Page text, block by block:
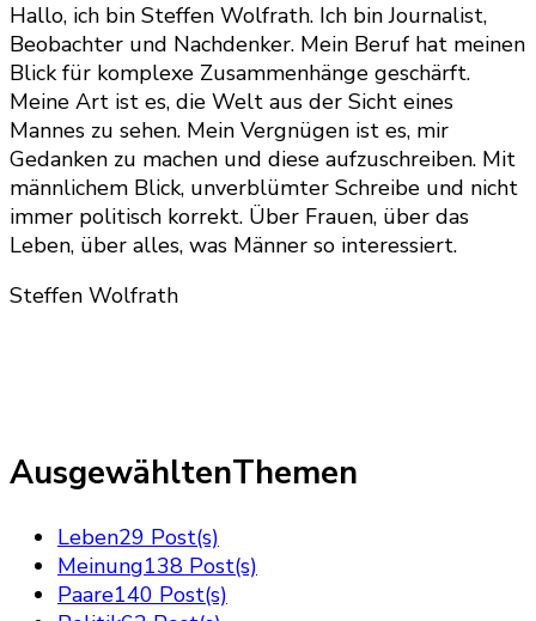
Hallo, ich bin Steffen Wolfrath. Ich bin Journalist,
Beobachter und Nachdenker. Mein Beruf hat meinen
Blick für komplexe Zusammenhänge geschärft.
Meine Art ist es, die Welt aus der Sicht eines
Mannes zu sehen. Mein Vergnügen ist es, mir
Gedanken zu machen und diese aufzuschreiben. Mit
männlichem Blick, unverblümter Schreibe und nicht
immer politisch korrekt. Über Frauen, über das
Leben, über alles, was Männer so interessiert.
Steffen Wolfrath
AusgewähltenThemen
Leben29 Post(s)
Meinung138 Post(s)
Paare140 Post(s)